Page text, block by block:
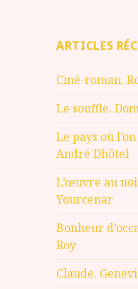
ARTICLES
Ciné-roman.
Le souffle.
Le pays où
André Dhôtel
L’œuvre au
Yourcenar
Bonheur
Roy
Claude.